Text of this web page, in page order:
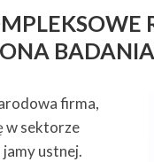
firma,
w sektorze
ustnej.